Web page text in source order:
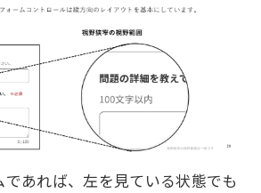
あれば、左を見ている状態でも